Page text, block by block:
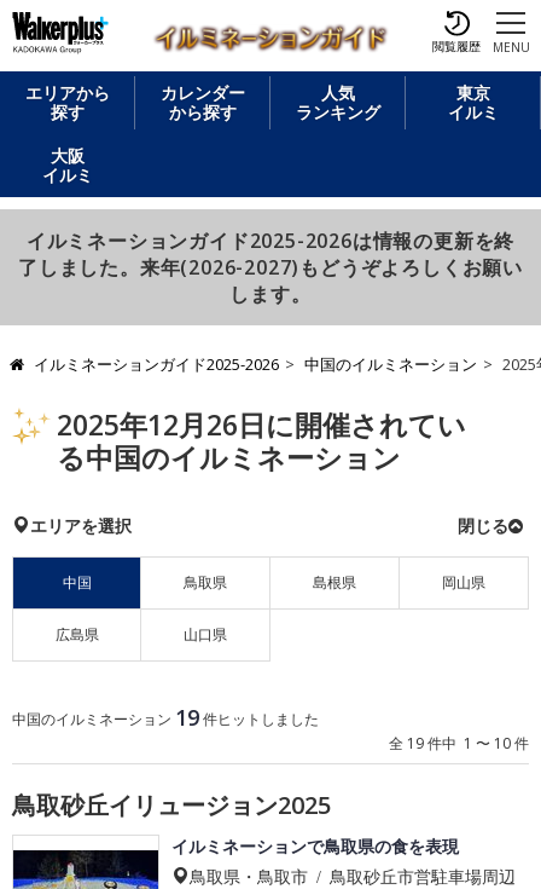
閲覧履歴 MENU
エリアから
探す
カレンダー
から探す
人気
ランキング
東京
イルミ
大阪
イルミ
イルミネーションガイド2025-2026は情報の更新を終
了しました。来年(2026-2027)もどうぞよろしくお願い
します。
イルミネーションガイド2025-2026 中国のイルミネーション 2025
2025年12月26日に開催されてい
る中国のイルミネーション
エリアを選択
中国 鳥取県 島根県 岡山県
広島県 山口県
中国のイルミネーション 19件ヒットしました
全 19 件中 1 〜 10 件
鳥取砂丘イリュージョン2025
イルミネーションで鳥取県の食を表現
鳥取県・鳥取市 / 鳥取砂丘市営駐車場周辺